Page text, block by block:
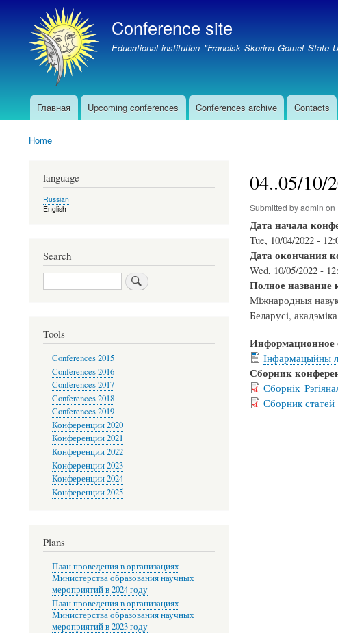
Conference site
Educational institution "Francisk Skorina Gomel State
MainГлавная Upcoming conferences Conferences archive Contacts
Breadcrumb
Home
04..05/10/
Submitted byadmin on
Дата начала
Tue, 10/04/2022 -
Дата окончания
Wed, 10/05/2022 -
Полное название
Міжнародныя
Беларусі,
Информационное
Інфармацыйны
Сборник
Сборник
language
Russian
English
Search
Search
Tools
Conferences 2015
Conferences 2016
Conferences 2017
Conferences 2018
Conferences 2019
Конференции 2020
Конференции 2021
Конференции 2022
Конференции 2023
Конференции 2024
Конференции 2025
Plans
План проведения в организациях
Министерства образования научных
мероприятий в 2024 году
План проведения в организациях
Министерства образования научных
мероприятий в 2023 году